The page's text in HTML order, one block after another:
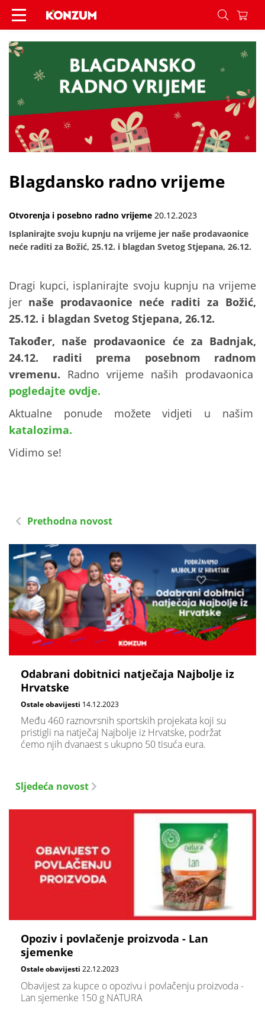
Blagdansko radno vrijeme - Vijesti - Konzum
Blagdansko radno vrijeme
Otvorenja i posebno radno vrijeme 20.12.2023
Isplanirajte svoju kupnju na vrijeme jer naše prodavaonice
neće raditi za Božić, 25.12. i blagdan Svetog Stjepana, 26.12.
Dragi kupci, isplanirajte svoju kupnju na vrijeme
jer naše prodavaonice neće raditi za Božić,
25.12. i blagdan Svetog Stjepana, 26.12.
Također, naše prodavaonice će za Badnjak,
24.12. raditi prema posebnom radnom
vremenu. Radno vrijeme naših prodavaonica
pogledajte ovdje.
Aktualne ponude možete vidjeti u našim
katalozima.
Vidimo se!
Prethodna novost
Odabrani dobitnici natječaja Najbolje iz
Hrvatske
Ostale obavijesti 14.12.2023
Među 460 raznovrsnih sportskih projekata koji su
pristigli na natječaj Najbolje iz Hrvatske, podržat
ćemo njih dvanaest s ukupno 50 tisuća eura.
Sljedeća novost
Opoziv i povlačenje proizvoda - Lan
sjemenke
Ostale obavijesti 22.12.2023
Obavijest za kupce o opozivu i povlačenju proizvoda -
Lan sjemenke 150 g NATURA